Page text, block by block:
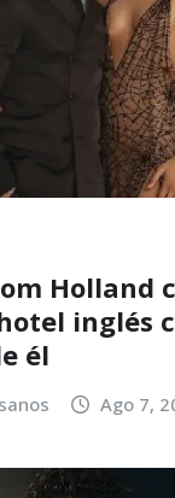
Holland
inglés
él
Ago 7,